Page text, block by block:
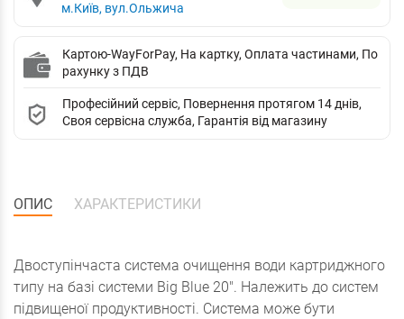
м.Київ, вул.Ольжича
Картою-WayForPay, На картку, Оплата частинами, По
рахунку з ПДВ
Професійний сервіс, Повернення протягом 14 днів,
Своя сервісна служба, Гарантія від магазину
ОПИС ХАРАКТЕРИСТИКИ
Двоступінчаста система очищення води картриджного
типу на базі системи Big Blue 20". Належить до систем
підвищеної продуктивності. Система може бути